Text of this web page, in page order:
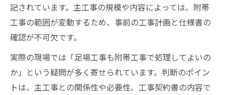
記されています。主工事の規模や内容によっては、附帯
工事の範囲が変動するため、事前の工事計画と仕様書の
確認が不可欠です。
実際の現場では「足場工事も附帯工事で処理してよいの
か」という疑問が多く寄せられています。判断のポイン
トは、主工事との関係性や必要性、工事契約書の内容で